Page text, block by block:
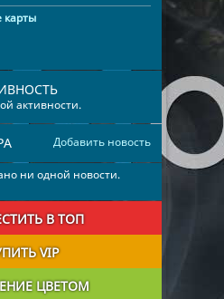
карты
активности.
Добавить новость
ни одной новости.
В ТОП
VIP
ЦВЕТОМ